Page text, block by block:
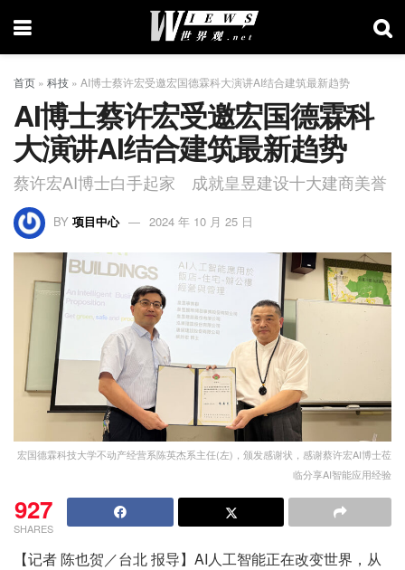
首页 » 科技 » AI博士蔡许宏受邀宏国德霖科大演讲AI结合建筑最新趋势
AI博士蔡许宏受邀宏国德霖科
大演讲AI结合建筑最新趋势
蔡许宏AI博士白手起家 成就皇昱建设十大建商美誉
BY 项目中心 2024 年 10 月 25 日
宏国德霖科技大学不动产经营系陈英杰系主任(左)，颁发感谢状，感谢蔡许宏AI博士莅
临分享AI智能应用经验
927
SHARES
【记者 陈也贺／台北 报导】AI人工智能正在改变世界，从